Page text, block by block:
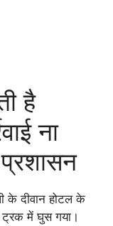
है
ना
के दीवान होटल के
ट्रक में घुस गया।